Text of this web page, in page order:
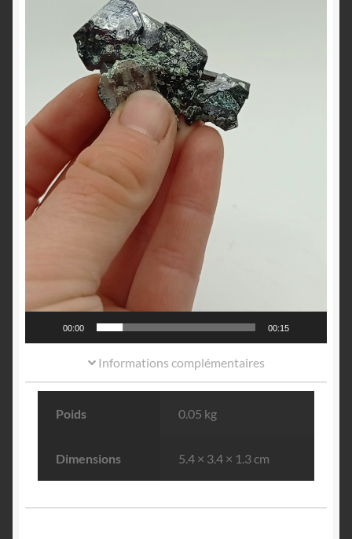
00:00 00:15
Informations complémentaires
Poids 0.05 kg
Dimensions 5.4 × 3.4 × 1.3 cm